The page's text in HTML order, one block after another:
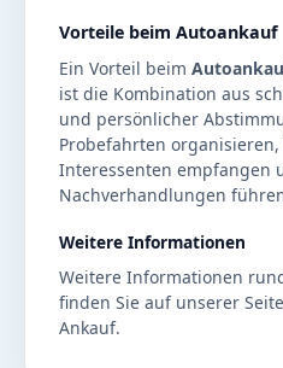
Vorteile beim Autoankauf
Ein Vorteil beim
ist die Kombination aus
und persönlicher
Probefahrten
Interessenten empfangen
Nachverhandlungen
Weitere Informationen
Weitere Informationen
finden Sie auf unserer
Ankauf.